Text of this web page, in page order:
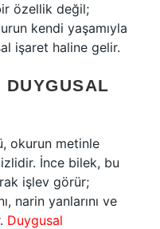
özellik değil;
kendi yaşamıyla
işaret haline gelir.
okurun metinle
İnce bilek, bu
işlev görür;
narin yanlarını ve
Duygusal